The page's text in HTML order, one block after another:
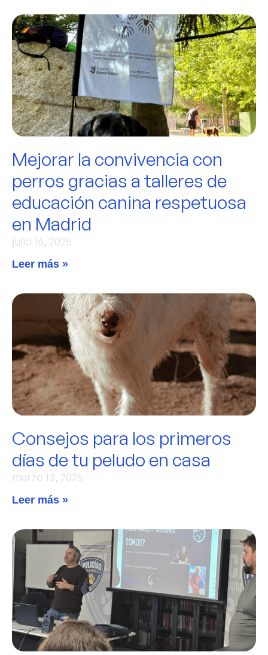
Mejorar la convivencia con
perros gracias a talleres de
educación canina respetuosa
en Madrid
julio 16, 2025
Leer más »
Consejos para los primeros
días de tu peludo en casa
marzo 13, 2025
Leer más »